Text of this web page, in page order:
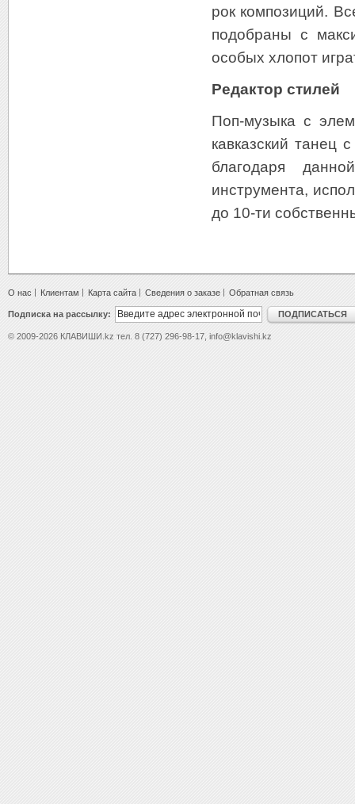
рок композиций.
подобраны с
особых хлопот
Редактор стилей
Поп-музыка с
кавказский танец
благодаря
инструмента,
до 10-ти
О нас Клиентам Карта сайта Сведения о заказе Обратная связь
Подписка на рассылку: ПОДПИСАТЬСЯ
© 2009-2026 КЛАВИШИ.kz тел. 8 (727) 296-98-17, info@klavishi.kz